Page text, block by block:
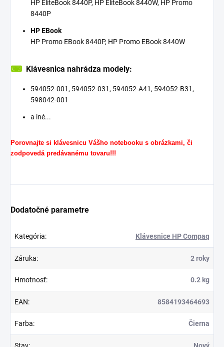
HP EliteBook 8440P, HP EliteBook 8440W, HP Promo
8440P
HP EBook
HP Promo EBook 8440P, HP Promo EBook 8440W
⌨ Klávesnica nahrádza modely:
594052-001, 594052-031, 594052-A41, 594052-B31,
598042-001
a iné...
Porovnajte si klávesnicu Vášho notebooku s obrázkami, či
zodpovedá predávanému tovaru!!!
Dodatočné parametre
Kategória: Klávesnice HP Compaq
Záruka: 2 roky
Hmotnosť: 0.2 kg
EAN: 8584193464693
Farba: Čierna